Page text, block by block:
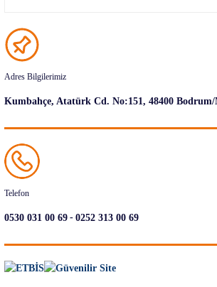
Adres Bilgilerimiz
Kumbahçe, Atatürk Cd. No:151, 48400
Telefon
0530 031 00 69-0252 313 00 69